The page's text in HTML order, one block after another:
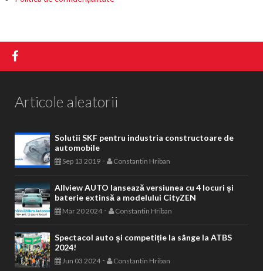
Articole aleatorii
Solutii SKF pentru industria constructoare de
automobile
Sep 13 2019 - Constantin Hriban
Allview AUTO lansează versiunea cu 4 locuri și
baterie extinsă a modelului CityZEN
Mar 20 2024- Constantin Hriban
Spectacol auto și competiție la sânge la ATBS
2024!
Jun 03 2024- Constantin Hriban